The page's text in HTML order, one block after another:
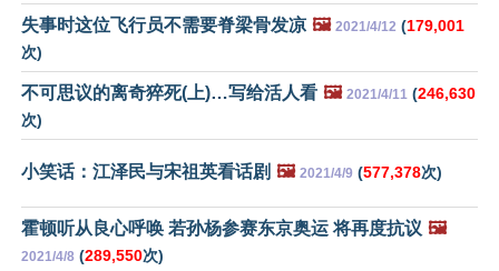
失事时这位飞行员不需要脊梁骨发凉 🖼️ 2021/4/12 (179,001
次)
不可思议的离奇猝死(上)…写给活人看 🖼️ 2021/4/11 (246,630
次)
小笑话：江泽民与宋祖英看话剧 🖼️ 2021/4/9 (577,378次)
霍顿听从良心呼唤 若孙杨参赛东京奥运 将再度抗议 🖼️
2021/4/8 (289,550次)